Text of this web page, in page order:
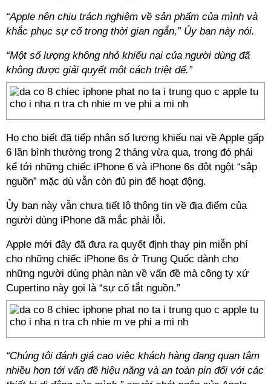
“Apple nên chịu trách nghiệm về sản phẩm của mình và
khắc phục sự cố trong thời gian ngắn,” Ủy ban này nói.
“Một số lượng không nhỏ khiếu nại của người dùng đã
không được giải quyết một cách triệt để.”
Họ cho biết đã tiếp nhận số lượng khiếu nại về Apple gấp
6 lần bình thường trong 2 tháng vừa qua, trong đó phải
kể tới những chiếc iPhone 6 và iPhone 6s đột ngột “sập
nguồn” mặc dù vẫn còn đủ pin để hoạt động.
Ủy ban này vẫn chưa tiết lộ thông tin về địa điểm của
người dùng iPhone đã mắc phải lỗi.
Apple mới đây đã đưa ra quyết định thay pin miễn phí
cho những chiếc iPhone 6s ở Trung Quốc dành cho
những người dùng phàn nàn về vấn đề mà công ty xứ
Cupertino này gọi là “sự cố tắt nguồn.”
“Chúng tôi đánh giá cao việc khách hàng đang quan tâm
nhiều hơn tới vấn đề hiệu năng và an toàn pin đối với các